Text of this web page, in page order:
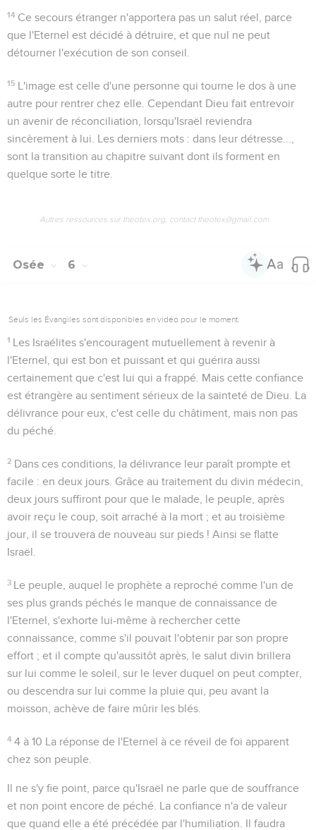
14 Ce secours étranger n'apportera pas un salut réel, parce
que l'Eternel est décidé à détruire, et que nul ne peut
détourner l'exécution de son conseil.
15 L'image est celle d'une personne qui tourne le dos à une
autre pour rentrer chez elle. Cependant Dieu fait entrevoir
un avenir de réconciliation, lorsqu'Israël reviendra
sincèrement à lui. Les derniers mots : dans leur détresse...
sont la transition au chapitre suivant dont ils forment en
quelque sorte le titre.
Autres ressources sur theotex.org, contact theotex@gmail.com
Osée 6
Seuls les Évangiles sont disponibles en vidéo pour le moment.
1 Les Israélites s'encouragent mutuellement à revenir à
l'Eternel, qui est bon et puissant et qui guérira aussi
certainement que c'est lui qui a frappé. Mais cette confiance
est étrangère au sentiment sérieux de la sainteté de Dieu. La
délivrance pour eux, c'est celle du châtiment, mais non pas
du péché.
2 Dans ces conditions, la délivrance leur paraît prompte et
facile : en deux jours . Grâce au traitement du divin médecin,
deux jours suffiront pour que le malade, le peuple, après
avoir reçu le coup, soit arraché à la mort ; et au troisième
jour , il se trouvera de nouveau sur pieds ! Ainsi se flatte
Israël.
3 Le peuple, auquel le prophète a reproché comme l'un de
ses plus grands péchés le manque de connaissance de
l'Eternel, s'exhorte lui-même à rechercher cette
connaissance, comme s'il pouvait l'obtenir par son propre
effort ; et il compte qu'aussitôt après, le salut divin brillera
sur lui comme le soleil, sur le lever duquel on peut compter,
ou descendra sur lui comme la pluie qui, peu avant la
moisson, achève de faire mûrir les blés.
4 4 à 10 La réponse de l'Eternel à ce réveil de foi apparent
chez son peuple.
Il ne s'y fie point, parce qu'Israël ne parle que de souffrance
et non point encore de péché. La confiance n'a de valeur
que quand elle a été précédée par l'humiliation. Il faudra